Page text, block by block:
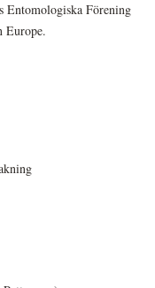
Entomologiska Förening
Europe.